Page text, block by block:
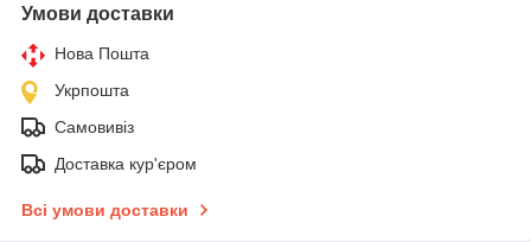
Умови доставки
Нова Пошта
Укрпошта
Самовивіз
Доставка кур'єром
Всі умови доставки